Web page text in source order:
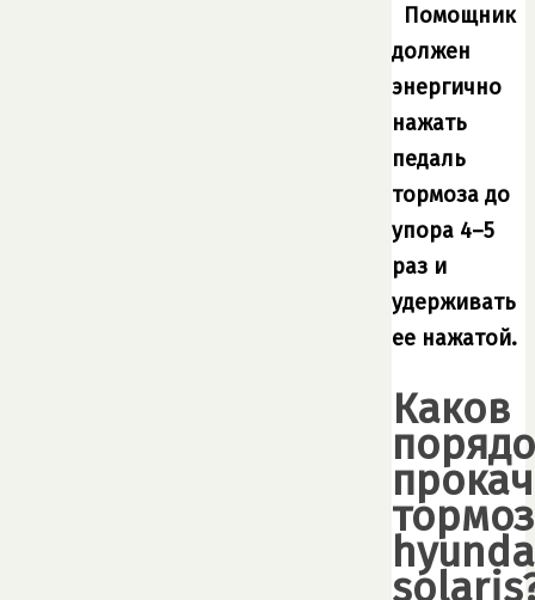
Помощник
должен
энергично
нажать
педаль
тормоза до
упора 4–5
раз и
удерживать
ее нажатой.
Каков